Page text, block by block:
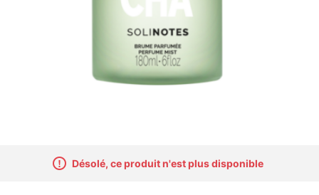
Désolé, ce produit n'est plus disponible